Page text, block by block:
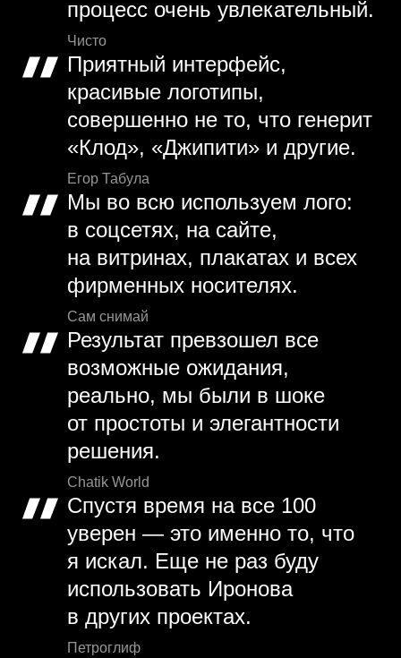
процесс очень увлекательный.
Чисто
Приятный интерфейс,
красивые логотипы,
совершенно не то, что генерит
«Клод», «Джипити» и другие.
Егор Табула
Мы во всю используем лого:
в соцсетях, на сайте,
на витринах, плакатах и всех
фирменных носителях.
Сам снимай
Результат превзошел все
возможные ожидания,
реально, мы были в шоке
от простоты и элегантности
решения.
Chatik World
Спустя время на все 100
уверен — это именно то, что
я искал. Еще не раз буду
использовать Иронова
в других проектах.
Петроглиф